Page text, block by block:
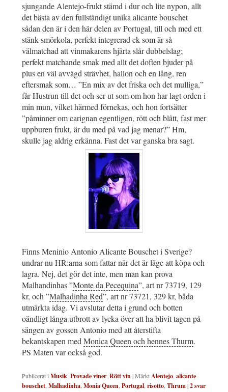
sjungande Alentejo-frukt stämd i dur och lite nypon, allt
det bästa av den fullständigt unika alicante bouschet
sådan den är i den här delen av Portugal, till och med ett
stänk smörkola, perfekt integrerad ek som är så
välmatchad att vinmakarens hjärta slår dubbelslag;
perfekt matchande smak med allt det doften bjuder på
plus en väl avvägd strävhet, hallon och en lång, ren
eftersmak som… ”En mix av det friska och det mulliga,”
får Hustrun till det och ser ut som om hon har lagt orden i
min mun, vilket härmed förnekas, och hon fortsätter
”påminner om carignan egentligen, rött och blått, fast mer
uppburen frukt, är du med på vad jag menar?” Hm,
skulle jag aldrig erkänna. Fast det var ganska bra sagt.
Finns Meninio Antonio Alicante Bouschet i Sverige?
undrar nu HR:arna som fattar när det är läge att köpa och
lagra. Nej, det gör det inte, men man kan prova
Malhandinhas ”Monte da Pecequina”, art nr 73719, 129
kr, och ”Malhadinha Red”, art nr 73721, 329 kr, båda
utmärkta idag. Vi avslutar detta i grund och botten
oändligt långa utbrott av lycka över att ha blivit tagen på
sängen av gossen Antonio med att återstifta
bekantskapen med Monica Queen och hennes Thurm.
PS Maten var också god.
Publicerat i Musik Provade viner Rött vin|MärktAlentejo alicante
bouschet Malhadinha Monia Queen Portugal risotto Thrum|2svar